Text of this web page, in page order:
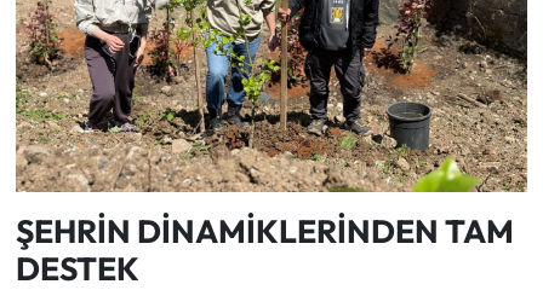
ŞEHRİN DİNAMİKLERİNDEN TAM
DESTEK